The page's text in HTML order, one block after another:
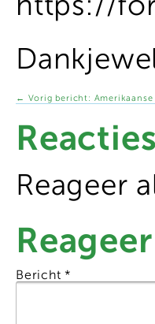
← Vorig bericht: Amerikaanse
Reacties
Reageer
Reageer
Bericht*